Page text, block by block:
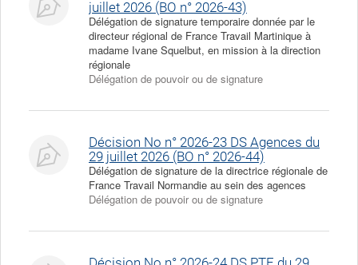
juillet 2026 (BO n° 2026-43)
Délégation de signature temporaire donnée par le
directeur régional de France Travail Martinique à
madame Ivane Squelbut, en mission à la direction
régionale
Délégation de pouvoir ou de signature
Décision No n° 2026-23 DS Agences du
29 juillet 2026 (BO n° 2026-44)
Délégation de signature de la directrice régionale de
France Travail Normandie au sein des agences
Délégation de pouvoir ou de signature